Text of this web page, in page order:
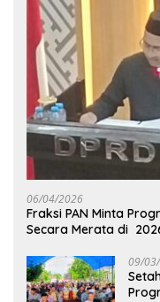
06/04/2026
Fraksi PAN Minta
Secara Merata di
09/